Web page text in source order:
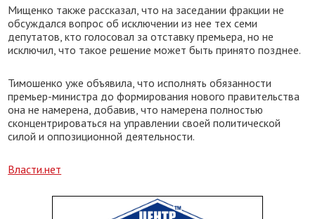
Мищенко также рассказал, что на заседании фракции не
обсуждался вопрос об исключении из нее тех семи
депутатов, кто голосовал за отставку премьера, но не
исключил, что такое решение может быть принято позднее.
Тимошенко уже объявила, что исполнять обязанности
премьер-министра до формирования нового правительства
она не намерена, добавив, что намерена полностью
сконцентрироваться на управлении своей политической
силой и оппозиционной деятельности.
Власти.нет